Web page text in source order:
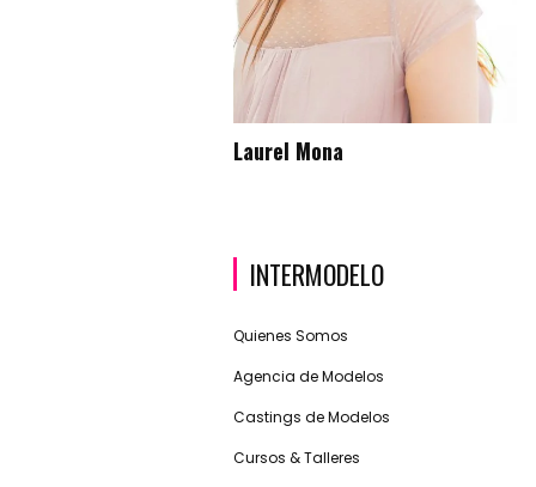
Laurel Mona
INTERMODELO
Quienes Somos
Agencia de Modelos
Castings de Modelos
Cursos & Talleres